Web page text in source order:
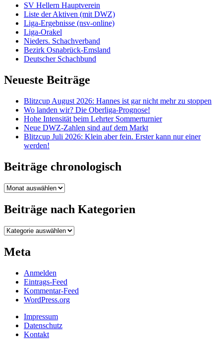
SV Hellern Hauptverein
Liste der Aktiven (mit DWZ)
Liga-Ergebnisse (nsv-online)
Liga-Orakel
Nieders. Schachverband
Bezirk Osnabrück-Emsland
Deutscher Schachbund
Neueste Beiträge
Blitzcup August 2026: Hannes ist gar nicht mehr zu stoppen
Wo landen wir? Die Oberliga-Prognose!
Hohe Intensität beim Lehrter Sommerturnier
Neue DWZ-Zahlen sind auf dem Markt
Blitzcup Juli 2026: Klein aber fein. Erster kann nur einer
werden!
Beiträge chronologisch
Beiträge
Beiträge nach Kategorien
Beiträge
Kategorien
Meta
Anmelden
Eintrags-Feed
Kommentar-Feed
WordPress.org
Impressum
Datenschutz
Kontakt